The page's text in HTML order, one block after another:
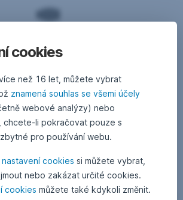
má kanceláře v Rakousku, Chorvatsku,
Maďarsku, Rumunsku a na Slovensku.
cookies
než 16 let, můžete vybrat
znamená souhlas se všemi účely
webové analýzy) nebo
chcete-li pokračovat pouze s
pro používání webu.
nastavení cookies si můžete vybrat,
nebo zakázat určité cookies.
cookies můžete také kdykoli změnit.